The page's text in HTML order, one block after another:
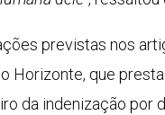
previstas nos
Horizonte, que
da indenização por